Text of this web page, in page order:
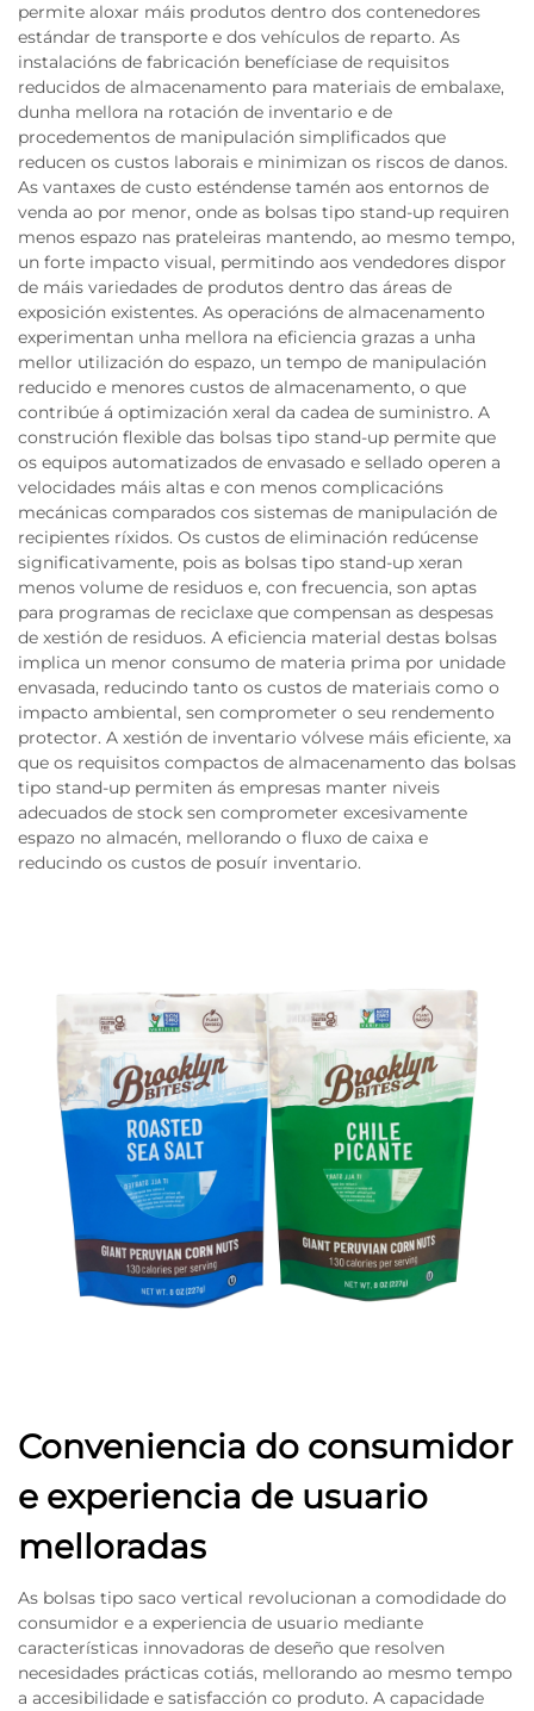
permite aloxar máis produtos dentro dos contenedores
estándar de transporte e dos vehículos de reparto. As
instalacións de fabricación benefíciase de requisitos
reducidos de almacenamento para materiais de embalaxe,
dunha mellora na rotación de inventario e de
procedementos de manipulación simplificados que
reducen os custos laborais e minimizan os riscos de danos.
As vantaxes de custo esténdense tamén aos entornos de
venda ao por menor, onde as bolsas tipo stand-up requiren
menos espazo nas prateleiras mantendo, ao mesmo tempo,
un forte impacto visual, permitindo aos vendedores dispor
de máis variedades de produtos dentro das áreas de
exposición existentes. As operacións de almacenamento
experimentan unha mellora na eficiencia grazas a unha
mellor utilización do espazo, un tempo de manipulación
reducido e menores custos de almacenamento, o que
contribúe á optimización xeral da cadea de suministro. A
construción flexible das bolsas tipo stand-up permite que
os equipos automatizados de envasado e sellado operen a
velocidades máis altas e con menos complicacións
mecánicas comparados cos sistemas de manipulación de
recipientes ríxidos. Os custos de eliminación redúcense
significativamente, pois as bolsas tipo stand-up xeran
menos volume de residuos e, con frecuencia, son aptas
para programas de reciclaxe que compensan as despesas
de xestión de residuos. A eficiencia material destas bolsas
implica un menor consumo de materia prima por unidade
envasada, reducindo tanto os custos de materiais como o
impacto ambiental, sen comprometer o seu rendemento
protector. A xestión de inventario vólvese máis eficiente, xa
que os requisitos compactos de almacenamento das bolsas
tipo stand-up permiten ás empresas manter niveis
adecuados de stock sen comprometer excesivamente
espazo no almacén, mellorando o fluxo de caixa e
reducindo os custos de posuír inventario.
Conveniencia do consumidor
e experiencia de usuario
melloradas
As bolsas tipo saco vertical revolucionan a comodidade do
consumidor e a experiencia de usuario mediante
características innovadoras de deseño que resolven
necesidades prácticas cotiás, mellorando ao mesmo tempo
a accesibilidade e satisfacción co produto. A capacidade